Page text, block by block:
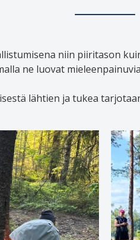
niin piiritason
ne luovat
lähtien ja tukea